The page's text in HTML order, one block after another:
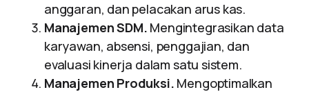
anggaran, dan pelacakan arus kas.
Manajemen SDM. Mengintegrasikan data
karyawan, absensi, penggajian, dan
evaluasi kinerja dalam satu sistem.
Manajemen Produksi. Mengoptimalkan